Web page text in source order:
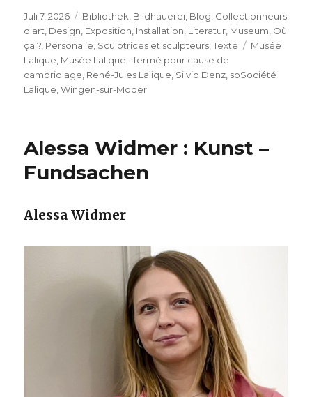
Veröffentlicht
am
Juli 7, 2026 Kategorien
Bibliothek, Bildhauerei, Blog, Collectionneurs
d'art, Design, Exposition, Installation, Literatur, Museum, Où
ça ?, Personalie, Sculptrices et sculpteurs,Texte Schlagwörter
Musée
Lalique, Musée Lalique - fermé pour cause de
cambriolage, René-Jules Lalique, Silvio Denz, soSociété
Lalique,Wingen-sur-Moder
Alessa Widmer : Kunst –
Fundsachen
Alessa Widmer